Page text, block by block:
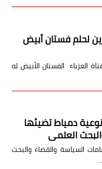
لحلم فستان أبيض
العزباء الفستان الأبيض له
دمياط تضيئها
العلمي
السياسة والقضاء والبحث